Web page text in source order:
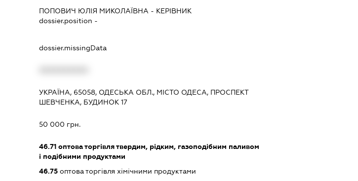
ПОПОВИЧ ЮЛІЯ МИКОЛАЇВНА - КЕРІВНИК
dossier.position -
dossier.missingData
УКРАЇНА, 65058, ОДЕСЬКА ОБЛ., МІСТО ОДЕСА, ПРОСПЕКТ
ШЕВЧЕНКА, БУДИНОК 17
50 000 грн.
46.71 оптова торгівля твердим, рідким, газоподібним паливом
і подібними продуктами
46.75 оптова торгівля хімічними продуктами